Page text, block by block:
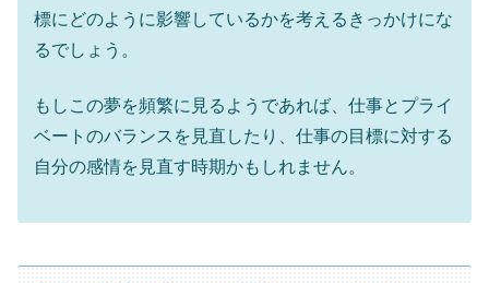
標にどのように影響しているかを考えるきっかけにな
るでしょう。
もしこの夢を頻繁に見るようであれば、仕事とプライ
ベートのバランスを見直したり、仕事の目標に対する
自分の感情を見直す時期かもしれません。